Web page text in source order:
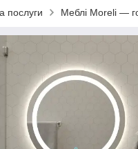
послуги Меблі Moreli —